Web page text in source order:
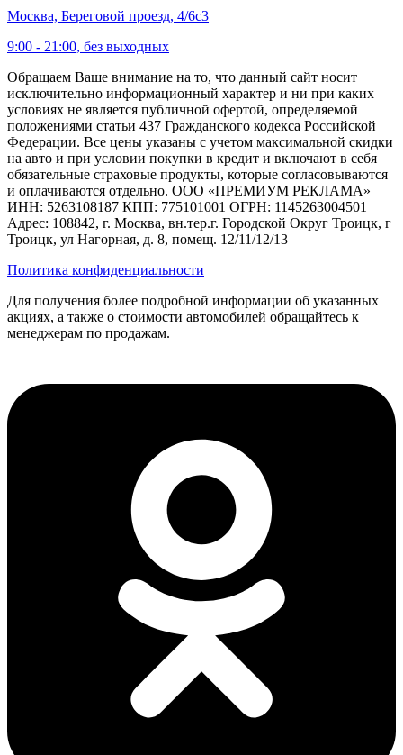
Москва, Береговой проезд, 4/6с3
9:00 - 21:00, без выходных
Обращаем Ваше внимание на то, что данный сайт носит
исключительно информационный характер и ни при каких
условиях не является публичной офертой, определяемой
положениями статьи 437 Гражданского кодекса Российской
Федерации. Все цены указаны с учетом максимальной скидки
на авто и при условии покупки в кредит и включают в себя
обязательные страховые продукты, которые согласовываются
и оплачиваются отдельно. ООО «ПРЕМИУМ РЕКЛАМА»
ИНН: 5263108187 КПП: 775101001 ОГРН: 1145263004501
Адрес: 108842, г. Москва, вн.тер.г. Городской Округ Троицк, г
Троицк, ул Нагорная, д. 8, помещ. 12/11/12/13
Политика конфиденциальности
Для получения более подробной информации об указанных
акциях, а также о стоимости автомобилей обращайтесь к
менеджерам по продажам.